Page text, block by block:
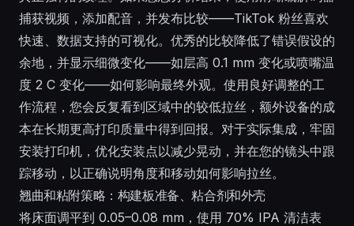
捕获视频，添加配音，并发布比较——TikTok 粉丝喜欢
快速、数据支持的可视化。优秀的比较降低了错误假设的
余地，并显示细微变化——如层高 0.1 mm 变化或喷嘴温
度 2 C 变化——如何影响最终外观。使用良好调整的工
作流程，您会反复看到区域中的较低拉丝，额外设备的成
本在长期更高打印质量中得到回报。对于实际集成，牢固
安装打印机，优化安装点以减少晃动，并在您的镜头中跟
踪移动，以正确说明角度和移动如何影响拉丝。
翘曲和粘附策略：构建板准备、粘合剂和外壳
将床面调平到 0.05–0.08 mm，使用 70% IPA 清洁表